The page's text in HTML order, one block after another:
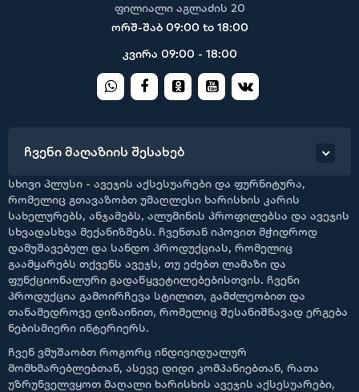
ფილიალი აგლაძის 20
ორშ-შაბ 09:00 to 18:00
კვირა 09:00 - 18:00
ჩვენი მაღაზიის შესახებ
სხივი პლუსი - ავეჯის აქსესუარები და ფურნიტურა,
რომელიც გთავაზობთ უმაღლესი ხარისხის კარის
სახელურებს, ანჯამებს, ალუმინის პროფილებსა და ავეჯის
სხვადასხვა მექანიზმებს. ჩვენთან იპოვით მჭიდროდ
დამუშავებულ და სანდო პროდუქციას, რომელიც
გაამყარებს თქვენს ავეჯს, თუ ეძებთ ლამაზი და
ფუნქციონალური გადაწყვეტილებებისთვის. ჩვენი
პროდუქცია გამოირჩევა სტილით, გამძლეობით და
თანამედროვე დიზაინით, რომელიც შესანიშნავად ერგება
ნებისმიერი ინტერიერს.
ჩვენ ვმუშაობთ როგორც ინდივიდუალურ
მომხმარებლებთან, ასევე დიდი კომპანიებთან, რათა
უზრუნველვყოთ მაღალი ხარისხის ავეჯის აქსესუარები,